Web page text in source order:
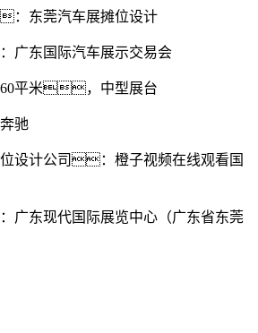
东莞汽车展摊位设计
东国际汽车展示交易会
平米，中型展台
驰
设计公司：橙子视频在线观看国
东现代国际展览中心（广东省东莞